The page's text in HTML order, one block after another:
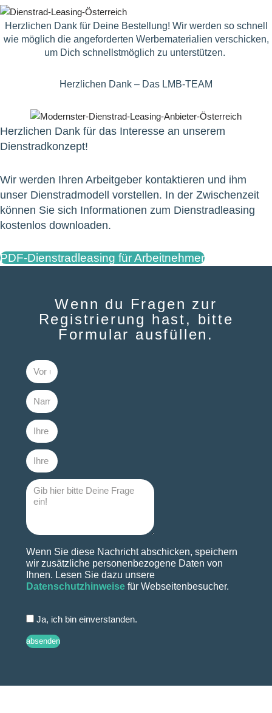
Herzlichen Dank für Deine Bestellung! Wir werden so schnell
wie möglich die angeforderten Werbematerialien verschicken,
um Dich schnellstmöglich zu unterstützen.
Herzlichen Dank – Das LMB-TEAM
Herzlichen Dank für das Interesse an unserem
Dienstradkonzept!
Wir werden Ihren Arbeitgeber kontaktieren und ihm
unser Dienstradmodell vorstellen. In der Zwischenzeit
können Sie sich Informationen zum Dienstradleasing
kostenlos downloaden.
PDF-Dienstradleasing für Arbeitnehmer
Wenn du Fragen zur
Registrierung hast, bitte
Formular ausfüllen.​
Wenn Sie diese Nachricht abschicken, speichern
wir zusätzliche personenbezogene Daten von
Ihnen. Lesen Sie dazu unsere
Datenschutzhinweise für Webseitenbesucher.
Ja, ich bin einverstanden.
absenden